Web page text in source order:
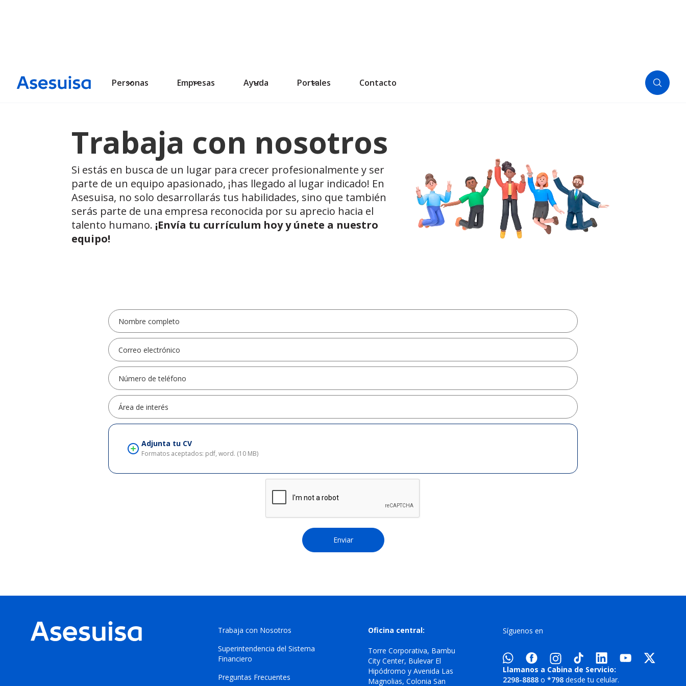
Personas Empresas Ayuda Portales Contacto
Trabaja con nosotros
Si estás en busca de un lugar para crecer profesionalmente y ser
parte de un equipo apasionado, ¡has llegado al lugar indicado! En
Asesuisa, no solo desarrollarás tus habilidades, sino que también
serás parte de una empresa reconocida por su aprecio hacia el
talento humano. ¡Envía tu currículum hoy y únete a nuestro
equipo!
Nombre completo
Correo electrónico
Número de teléfono
Área de interés
Adjunta tu CV
Formatos aceptados: pdf, word. (10 MB)
Trabaja con Nosotros
Superintendencia del Sistema
Financiero
Preguntas Frecuentes
Oficina central:
Torre Corporativa, Bambu
City Center, Bulevar El
Hipódromo y Avenida Las
Magnolias, Colonia San
Síguenos en
Llamanos a Cabina de Servicio:
2298-8888 o *798 desde tu celular.